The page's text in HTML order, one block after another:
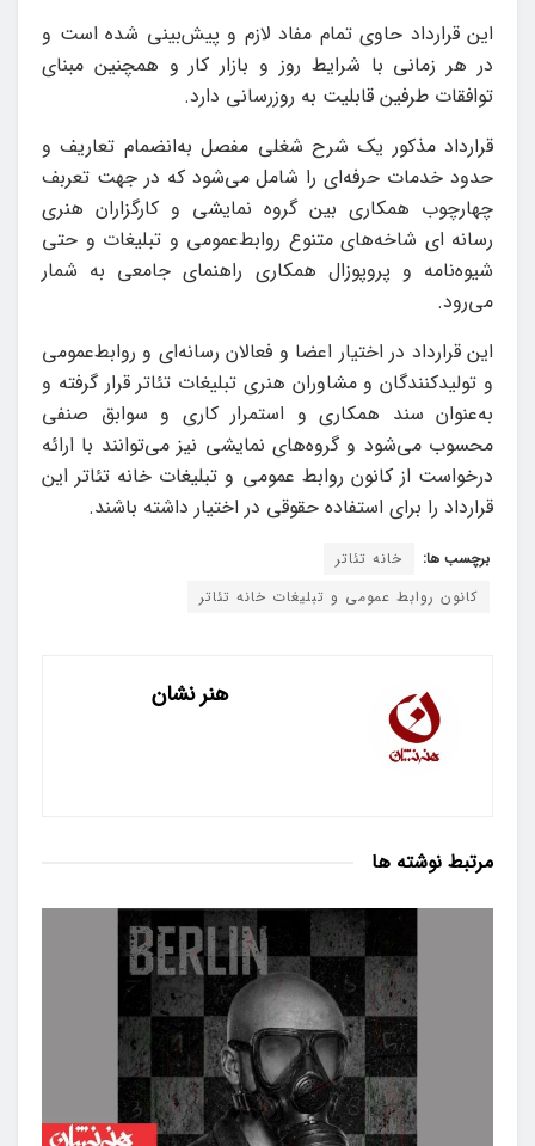
این قرارداد حاوی تمام مفاد لازم و پیش‌بینی شده است و
در هر زمانی با شرایط روز و بازار کار و همچنین مبنای
توافقات طرفین قابلیت به روزرسانی دارد.
قرارداد مذکور یک شرح شغلی مفصل به‌انضمام تعاریف و
حدود خدمات حرفه‌ای را شامل می‌شود که در جهت تعربف
چهارچوب همکاری بین گروه نمایشی و کارگزاران هنری
رسانه ای شاخه‌های متنوع روابط‌عمومی و تبلیغات و حتی
شیوه‌نامه و پروپوزال همکاری راهنمای جامعی به شمار
می‌رود.
این قرارداد در اختیار اعضا و فعالان رسانه‌ای و روابط‌عمومی
و تولیدکنندگان و مشاوران هنری تبلیغات تئاتر قرار گرفته و
به‌عنوان سند همکاری و استمرار کاری و سوابق صنفی
محسوب می‌شود و گروه‌های نمایشی نیز می‌توانند با ارائه
درخواست از کانون روابط عمومی و تبلیغات خانه تئاتر این
قرارداد را برای استفاده حقوقی در اختیار داشته باشند.
برچسب ها:
خانه تئاتر
کانون روابط عمومی و تبلیغات خانه تئاتر
هنر نشان
مرتبط نوشته ها